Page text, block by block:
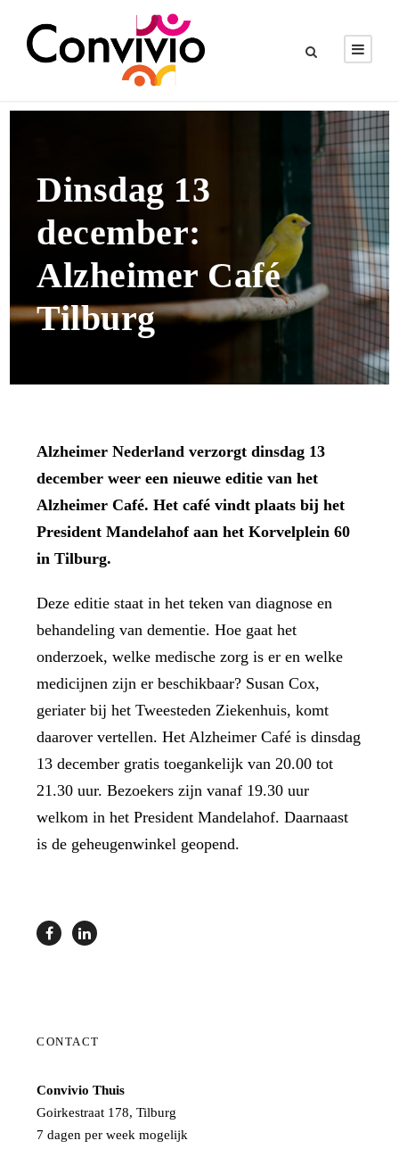
Dinsdag 13
december:
Alzheimer Café
Tilburg
Alzheimer Nederland verzorgt dinsdag 13
december weer een nieuwe editie van het
Alzheimer Café. Het café vindt plaats bij het
President Mandelahof aan het Korvelplein 60
in Tilburg.
Deze editie staat in het teken van diagnose en
behandeling van dementie. Hoe gaat het
onderzoek, welke medische zorg is er en welke
medicijnen zijn er beschikbaar? Susan Cox,
geriater bij het Tweesteden Ziekenhuis, komt
daarover vertellen. Het Alzheimer Café is dinsdag
13 december gratis toegankelijk van 20.00 tot
21.30 uur. Bezoekers zijn vanaf 19.30 uur
welkom in het President Mandelahof. Daarnaast
is de geheugenwinkel geopend.
CONTACT
Convivio Thuis
Goirkestraat 178, Tilburg
7 dagen per week mogelijk